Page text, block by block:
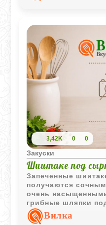
3,42K 0 0
Закуски
Шиитаке под
Запеченные
получаются
очень
грибные шляпки
корочкой отлично
закуска или
Вилка